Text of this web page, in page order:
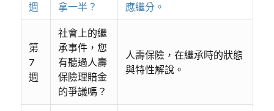
週
拿一半？
應繼分。
第
7
週
社會上的繼
承事件，您
有聽過人壽
保險理賠金
的爭議嗎？
人壽保險，在繼承時的狀態
與特性解說。